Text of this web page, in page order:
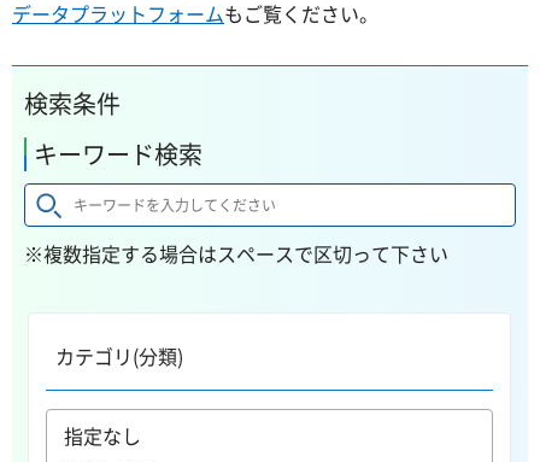
データプラットフォームもご覧ください。
検索条件
キーワード検索
※複数指定する場合はスペースで区切って下さい
カテゴリ(分類)